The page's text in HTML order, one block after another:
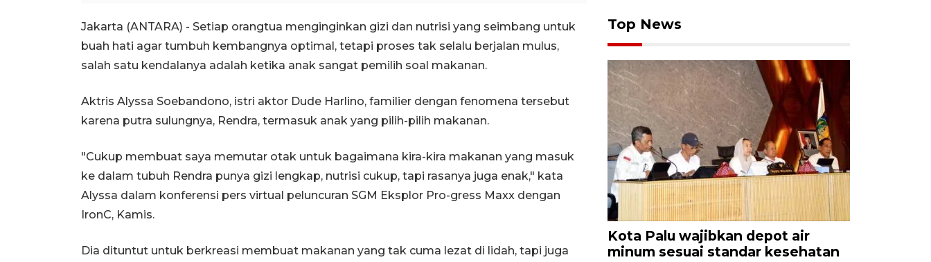
Jakarta (ANTARA) - Setiap orangtua menginginkan gizi dan nutrisi yang seimbang untuk
buah hati agar tumbuh kembangnya optimal, tetapi proses tak selalu berjalan mulus,
salah satu kendalanya adalah ketika anak sangat pemilih soal makanan.
Aktris Alyssa Soebandono, istri aktor Dude Harlino, familier dengan fenomena tersebut
karena putra sulungnya, Rendra, termasuk anak yang pilih-pilih makanan.
"Cukup membuat saya memutar otak untuk bagaimana kira-kira makanan yang masuk
ke dalam tubuh Rendra punya gizi lengkap, nutrisi cukup, tapi rasanya juga enak," kata
Alyssa dalam konferensi pers virtual peluncuran SGM Eksplor Pro-gress Maxx dengan
IronC, Kamis.
Dia dituntut untuk berkreasi membuat makanan yang tak cuma lezat di lidah, tapi juga
Top News
Kota Palu wajibkan depot air
minum sesuai standar kesehatan